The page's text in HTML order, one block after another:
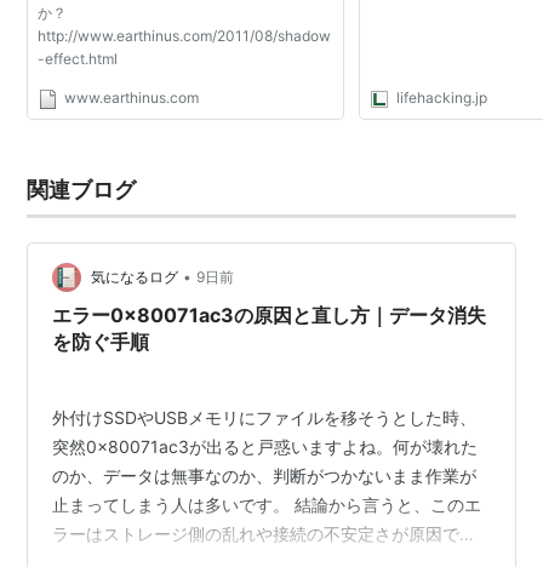
か？
http://www.earthinus.com/2011/08/shadow
-effect.html
www.earthinus.com lifehacking.jp
関連ブログ
気になるログ • 9日前
エラー0x80071ac3の原因と直し方｜データ消失
を防ぐ手順
外付けSSDやUSBメモリにファイルを移そうとした時、
突然0x80071ac3が出ると戸惑いますよね。何が壊れた
のか、データは無事なのか、判断がつかないまま作業が
止まってしまう人は多いです。 結論から言うと、このエ
ラーはストレージ側の乱れや接続の不安定さが原因で出